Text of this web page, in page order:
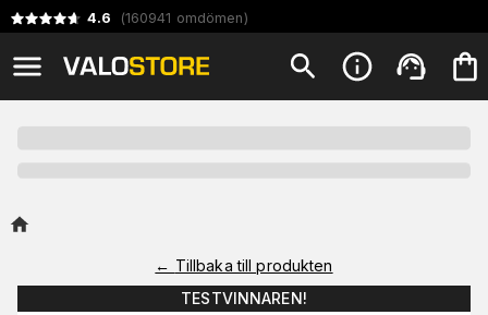
4.6 (160941 omdömen)
← Tillbaka till produkten
TESTVINNAREN!